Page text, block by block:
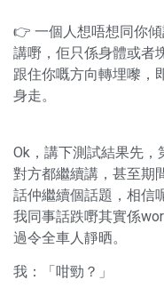
👉 一個人想唔想同你
講嘢，佢只係身體或者
跟住你嘅方向轉埋嚟，
身走。
Ok，講下測試結果先
對方都繼續講，甚至期
話仲繼續個話題，相信
我同事話跌嘢其實係
過令全車人靜晒。
我：「咁勁？」